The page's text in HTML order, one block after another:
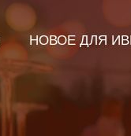
НОВОЕ ДЛЯ